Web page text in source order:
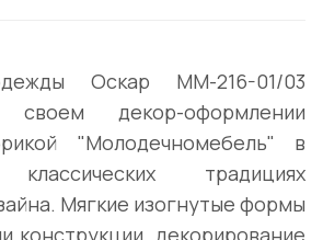
Оскар ММ-216-01/03
декор-оформлении
"Молодечномебель" в
классических традициях
Мягкие изогнутые формы